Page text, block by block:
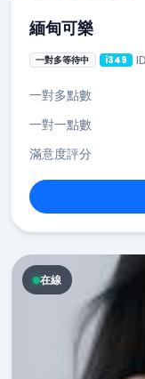
緬甸可樂
一對多等待中 i349
一對多點數
一對一點數
滿意度評分
在線